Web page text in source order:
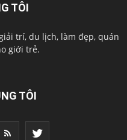
TÔI
trí, du lịch, làm đẹp, quán
giới trẻ.
TÔI